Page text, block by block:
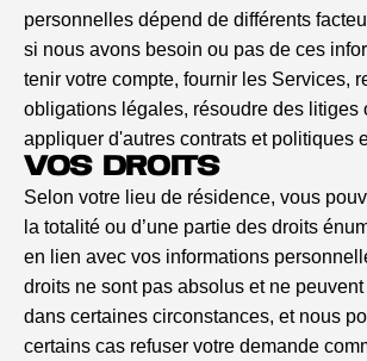
personnelles dépend de différents
si nous avons besoin ou pas de ces
tenir votre compte, fournir les Services,
obligations légales, résoudre des litiges
appliquer d'autres contrats et politiques
VOS DROITS
Selon votre lieu de résidence, vous
la totalité ou d’une partie des droits
en lien avec vos informations
droits ne sont pas absolus et ne
dans certaines circonstances, et nous
certains cas refuser votre demande